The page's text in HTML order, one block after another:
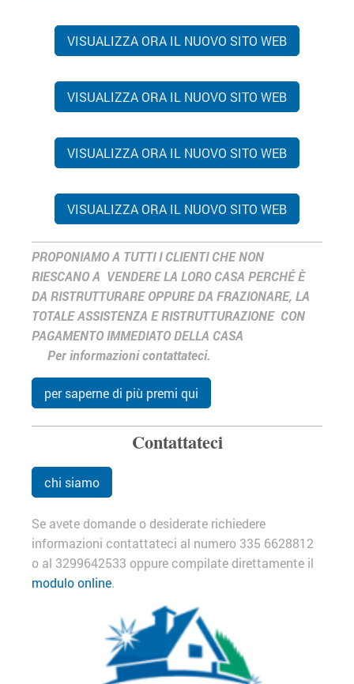
VISUALIZZA ORA IL NUOVO SITO WEB
VISUALIZZA ORA IL NUOVO SITO WEB
VISUALIZZA ORA IL NUOVO SITO WEB
VISUALIZZA ORA IL NUOVO SITO WEB
PROPONIAMO A TUTTI I CLIENTI CHE NON
RIESCANO A VENDERE LA LORO CASA PERCHÉ È
DA RISTRUTTURARE OPPURE DA FRAZIONARE, LA
TOTALE ASSISTENZA E RISTRUTTURAZIONE CON
PAGAMENTO IMMEDIATO DELLA CASA
Per informazioni contattateci.
per saperne di più premi qui
Contattateci
chi siamo
Se avete domande o desiderate richiedere
informazioni contattateci al numero 335 6628812
o al 3299642533 oppure compilate direttamente il
modulo online.